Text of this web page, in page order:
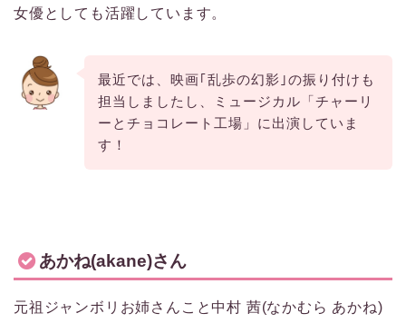
女優としても活躍しています。
最近では、映画｢乱歩の幻影｣の振り付けも
担当しましたし、ミュージカル「チャーリ
ーとチョコレート工場」に出演していま
す！
あかね(akane)さん
元祖ジャンボリお姉さんこと中村 茜(なかむら あかね)